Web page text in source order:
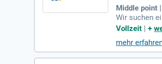
Middle point
Wir suchen
iner
gehört die
und erstellen
Vollzeit |+
mehr